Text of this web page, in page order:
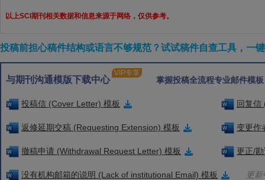
以上SCI期刊相关数据和信息来源于网络，仅供参考。
投稿前担心稿件结构或语言不够规范？试试稿件自查工具，一
与期刊沟通模版下载中心
VIP专享
掌握投稿全流程专业邮件模
投稿信 (Cover Letter) 模板 回复信
返修延期交稿 (Requesting Extension) 模板 变更作
撤稿申请 (Withdrawal Request Letter) 模板 更正/
没有机构邮箱的说明 (Lack of institutional Email) 模板 更